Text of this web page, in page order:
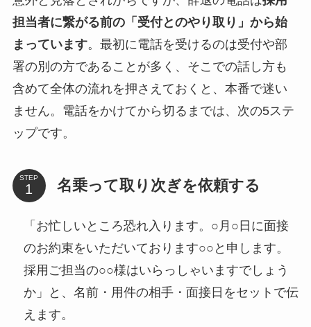
担当者に繋がる前の「受付とのやり取り」から始
まっています。最初に電話を受けるのは受付や部
署の別の方であることが多く、そこでの話し方も
含めて全体の流れを押さえておくと、本番で迷い
ません。電話をかけてから切るまでは、次の5ステ
ップです。
STEP 名乗って取り次ぎを依頼する
「お忙しいところ恐れ入ります。○月○日に面接
のお約束をいただいております○○と申します。
採用ご担当の○○様はいらっしゃいますでしょう
か」と、名前・用件の相手・面接日をセットで伝
えます。